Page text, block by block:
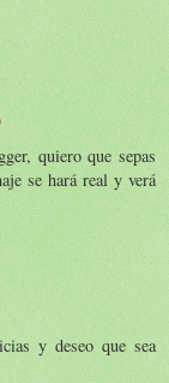
quiero que sepas
se hará real y verá
y deseo que sea